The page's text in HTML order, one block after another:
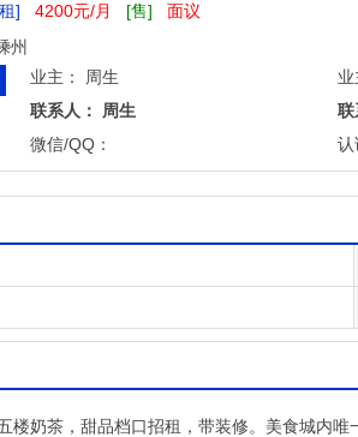
] 4200元/月 [售]
面议
州
业主： 周生 业
联系人：
周生 联
微信/QQ：
认
楼奶茶，甜品档口招租，带装修。美食城内